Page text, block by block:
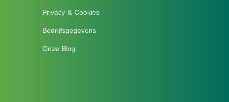
Privacy & Cookies
Bedrijfsgegevens
Onze Blog